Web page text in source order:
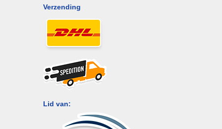
Verzending
Lid van: